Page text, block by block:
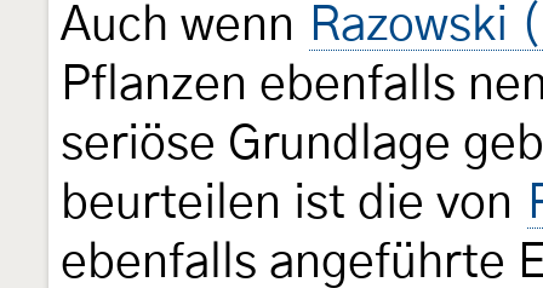
Auch wenn Razowski
Pflanzen ebenfalls
seriöse Grundlage
beurteilen ist die von
ebenfalls angeführte